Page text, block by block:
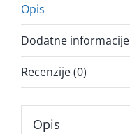
Opis
Dodatne informacije
Recenzije (0)
Opis